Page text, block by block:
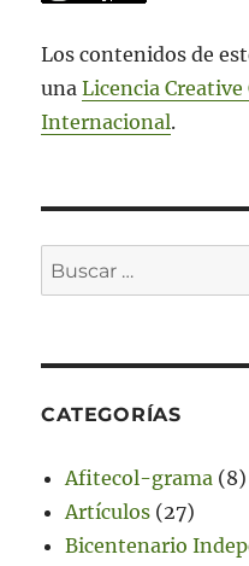
Los contenidos de
unaLicencia
Internacional.
Buscar
por:
CATEGORÍAS
Afitecol-grama (8)
Artículos (27)
Bicentenario